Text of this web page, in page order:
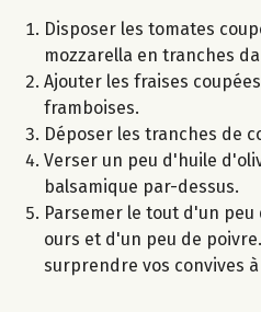
Disposer les tomates
mozzarella en tranches
Ajouter les fraises
framboises.
Déposer les tranches de
Verser un peu d'huile
balsamique par-dessus.
Parsemer le tout d'un peu
ours et d'un peu de
surprendre vos convives à